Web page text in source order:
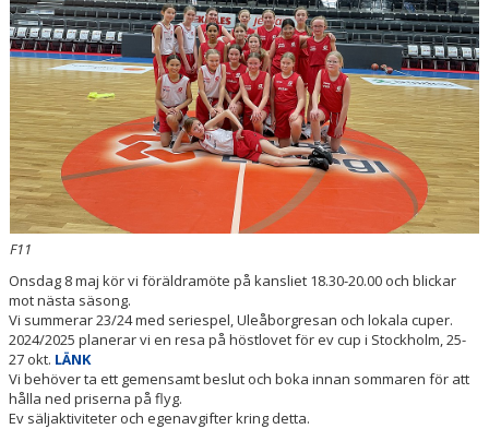
F11
Onsdag 8 maj kör vi föräldramöte på kansliet 18.30-20.00 och blickar
mot nästa säsong.
Vi summerar 23/24 med seriespel, Uleåborgresan och lokala cuper.
2024/2025 planerar vi en resa på höstlovet för ev cup i Stockholm, 25-
27 okt. LÄNK
Vi behöver ta ett gemensamt beslut och boka innan sommaren för att
hålla ned priserna på flyg.
Ev säljaktiviteter och egenavgifter kring detta.